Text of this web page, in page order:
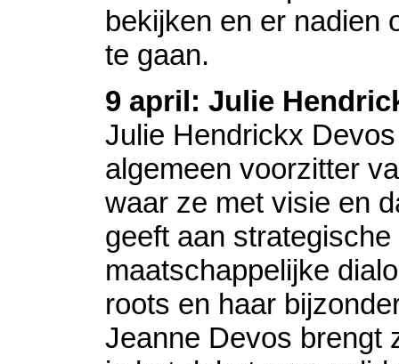
bekijken en er nadien
te gaan.
9 april: Julie
Julie Hendrickx
algemeen voorzitter
waar ze met visie en
geeft aan
maatschappelijke
roots en haar
Jeanne Devos brengt